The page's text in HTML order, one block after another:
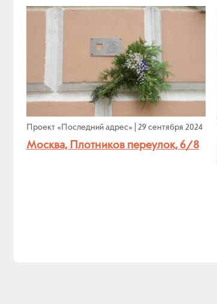
Проект «Последний адрес» 29 сентября 2024
Москва, Плотников переулок, 6/8